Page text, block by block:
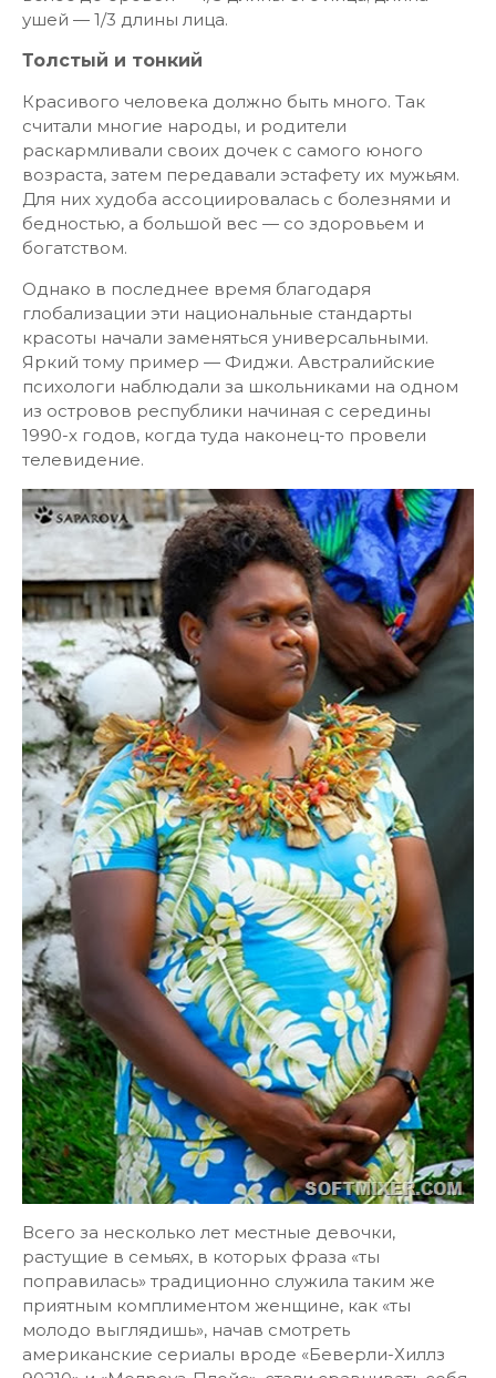
ушей — 1/3 длины лица.
Толстый и тонкий
Красивого человека должно быть много. Так
считали многие народы, и родители
раскармливали своих дочек с самого юного
возраста, затем передавали эстафету их мужьям.
Для них худоба ассоциировалась с болезнями и
бедностью, а большой вес — со здоровьем и
богатством.
Однако в последнее время благодаря
глобализации эти национальные стандарты
красоты начали заменяться универсальными.
Яркий тому пример — Фиджи. Австралийские
психологи наблюдали за школьниками на одном
из островов республики начиная с середины
1990-х годов, когда туда наконец-то провели
телевидение.
Всего за несколько лет местные девочки,
растущие в семьях, в которых фраза «ты
поправилась» традиционно служила таким же
приятным комплиментом женщине, как «ты
молодо выглядишь», начав смотреть
американские сериалы вроде «Беверли-Хиллз